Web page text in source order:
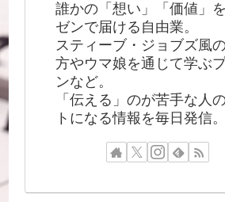
誰かの「想い」「価値」
ゼンで届ける自由業。
スティーブ・ジョブズ風
方やウマ娘を通じて学ぶ
ンなど。
「伝える」のが苦手な人
トになる情報を毎日発信。